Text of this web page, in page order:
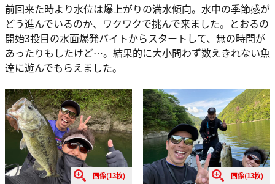
前回来た時より水位は爆上がりの満水傾向。水中の季節感が
どう進んでいるのか、ワクワクで挑んで来ました。とおるの
開始3投目の水面爆発バイトからスタートして、無の時間が
あったりもしたけど…。結果的に大小問わず数えきれない魚
達に遊んでもらえました。
画像(13枚) 画像(13枚)